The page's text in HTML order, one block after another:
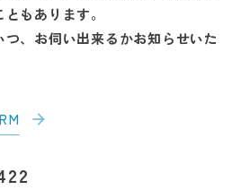
もあります。
、お伺い出来るかお知らせいた